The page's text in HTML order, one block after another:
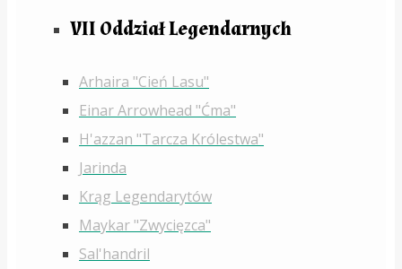
VII Oddział Legendarnych
Arhaira "Cień Lasu"
Einar Arrowhead "Ćma"
H'azzan "Tarcza Królestwa"
Jarinda
Krąg Legendarytów
Maykar "Zwycięzca"
Sal'handril